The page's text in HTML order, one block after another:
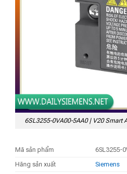
6SL3255-0VA00-5AA0 | V20 Smart
Mã sản phẩm
6SL3255-
Hãng sản xuất
Siemens